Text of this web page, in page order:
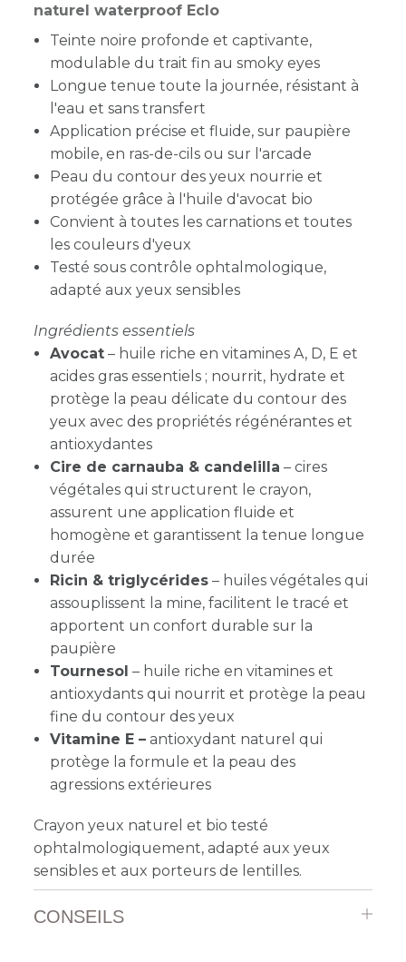
naturel waterproof Eclo
Teinte noire profonde et captivante,
modulable du trait fin au smoky eyes
Longue tenue toute la journée, résistant à
l'eau et sans transfert
Application précise et fluide, sur paupière
mobile, en ras-de-cils ou sur l'arcade
Peau du contour des yeux nourrie et
protégée grâce à l'huile d'avocat bio
Convient à toutes les carnations et toutes
les couleurs d'yeux
Testé sous contrôle ophtalmologique,
adapté aux yeux sensibles
Ingrédients essentiels
Avocat – huile riche en vitamines A, D, E et
acides gras essentiels ; nourrit, hydrate et
protège la peau délicate du contour des
yeux avec des propriétés régénérantes et
antioxydantes
Cire de carnauba & candelilla – cires
végétales qui structurent le crayon,
assurent une application fluide et
homogène et garantissent la tenue longue
durée
Ricin & triglycérides – huiles végétales qui
assouplissent la mine, facilitent le tracé et
apportent un confort durable sur la
paupière
Tournesol – huile riche en vitamines et
antioxydants qui nourrit et protège la peau
fine du contour des yeux
Vitamine E – antioxydant naturel qui
protège la formule et la peau des
agressions extérieures
Crayon yeux naturel et bio testé
ophtalmologiquement, adapté aux yeux
sensibles et aux porteurs de lentilles.
CONSEILS